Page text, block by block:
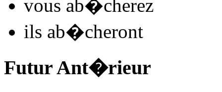
vous ab�cherez
ils ab�cheront
Futur Ant�rieur